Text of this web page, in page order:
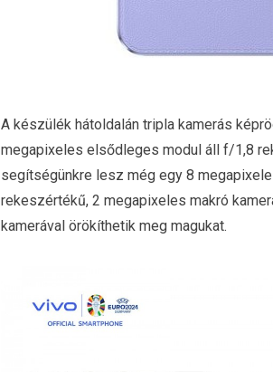
A készülék hátoldalán tripla kamerás
megapixeles elsődleges modul áll f/1,8
segítségünkre lesz még egy 8
rekeszértékű, 2 megapixeles makró
kamerával örökíthetik meg magukat.